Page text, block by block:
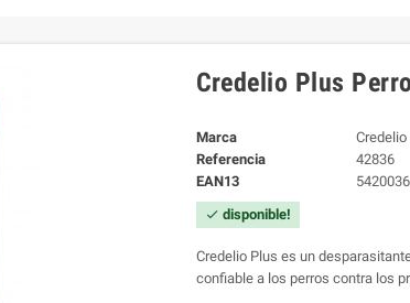
Credelio Plus
Marca
Credelio
Referencia
42836
EAN13
check disponible!
Credelio Plus es un
confiable a los perros contra los